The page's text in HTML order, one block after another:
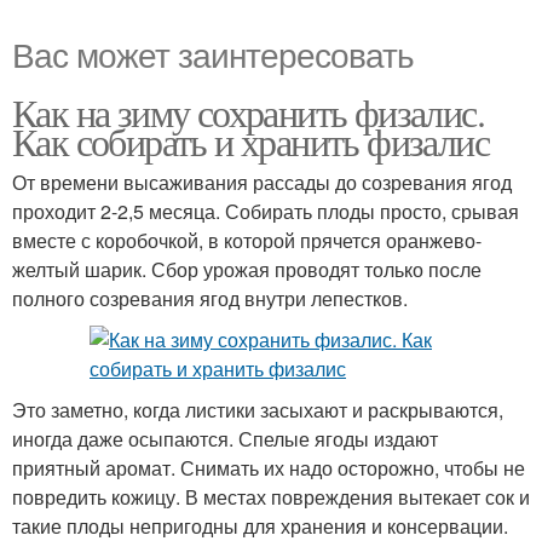
Вас может заинтересовать
Как на зиму сохранить физалис.
Как собирать и хранить физалис
От времени высаживания рассады до созревания ягод
проходит 2-2,5 месяца. Собирать плоды просто, срывая
вместе с коробочкой, в которой прячется оранжево-
желтый шарик. Сбор урожая проводят только после
полного созревания ягод внутри лепестков.
Это заметно, когда листики засыхают и раскрываются,
иногда даже осыпаются. Спелые ягоды издают
приятный аромат. Снимать их надо осторожно, чтобы не
повредить кожицу. В местах повреждения вытекает сок и
такие плоды непригодны для хранения и консервации.